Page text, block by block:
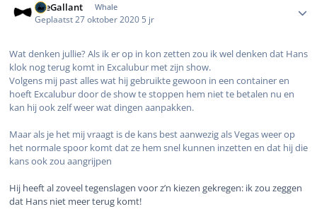
TheGallant Whale
Geplaatst 27 oktober 2020 5 jr
Wat denken jullie? Als ik er op in kon zetten zou ik wel denken dat Hans
klok nog terug komt in Excalubur met zijn show.
Volgens mij past alles wat hij gebruikte gewoon in een container en
hoeft Excalubur door de show te stoppen hem niet te betalen nu en
kan hij ook zelf weer wat dingen aanpakken.
Maar als je het mij vraagt is de kans best aanwezig als Vegas weer op
het normale spoor komt dat ze hem snel kunnen inzetten en dat hij die
kans ook zou aangrijpen
Hij heeft al zoveel tegenslagen voor z’n kiezen gekregen: ik zou zeggen
dat Hans niet meer terug komt!